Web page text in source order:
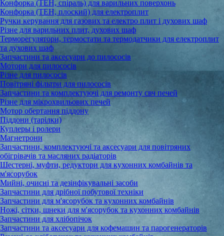
Конфорка (ТЕН, спіраль) для варильних поверхонь
Конфорка (ТЕН, плоский) для електроплит
Ручки керування для газових та електро плит і духових шаф
Різне для варильних плит, духових шаф
Терморегулятори, термостати та термодатчики для електроплит
та духових шаф
Запчастини та аксесуари до пилососів
Мотори для пилососів
Різне для пилососів
Повітряні фільтри для пилососів
Запчастини та комплектуючі для ремонту свч печей
Різне для мікрохвильових печей
Мотор обертання піддону
Піддони (тарілки)
Куплеры і ролери
Магнетрони
Запчастини, комплектуючі та аксесуари для повітряних
обігрівачів та масляних радіаторів
Шестерні, муфти, редуктори для кухонних комбайнів та
м'ясорубок
Мийні, очисні та дезінфікувальні засоби
Запчастини для дрібної побутової техніки
Запчастини для м'ясорубок та кухонних комбайнів
Ножі, сітки, шнеки для м'ясорубок та кухонних комбайнів
Запчастини для хлібопічок
Запчастини та аксесуари для кофемашин та парогенераторів